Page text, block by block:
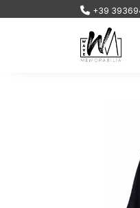
+39